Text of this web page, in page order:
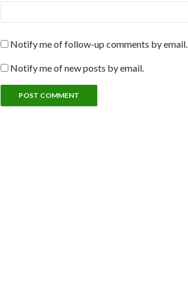
Notify me of follow-up comments by email.
Notify me of new posts by email.